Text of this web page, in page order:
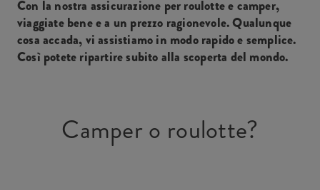
Con la nostra assicurazione per roulotte e camper,
viaggiate bene e a un prezzo ragionevole. Qualunque
cosa accada, vi assistiamo in modo rapido e semplice.
Così potete ripartire subito alla scoperta del mondo.
Camper o roulotte?